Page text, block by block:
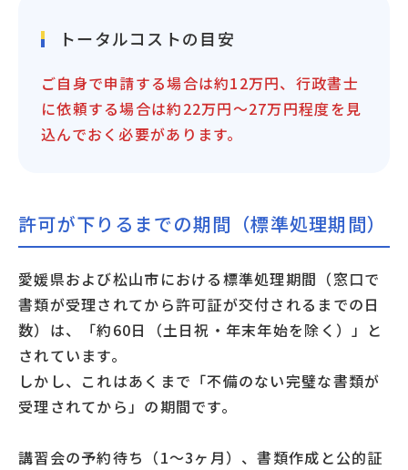
トータルコストの目安
ご自身で申請する場合は約12万円、行政書士
に依頼する場合は約22万円〜27万円程度を見
込んでおく必要があります。
許可が下りるまでの期間（標準処理期間）
愛媛県および松山市における標準処理期間（窓口で
書類が受理されてから許可証が交付されるまでの日
数）は、「約60日（土日祝・年末年始を除く）」と
されています。
しかし、これはあくまで「不備のない完璧な書類が
受理されてから」の期間です。
講習会の予約待ち（1〜3ヶ月）、書類作成と公的証